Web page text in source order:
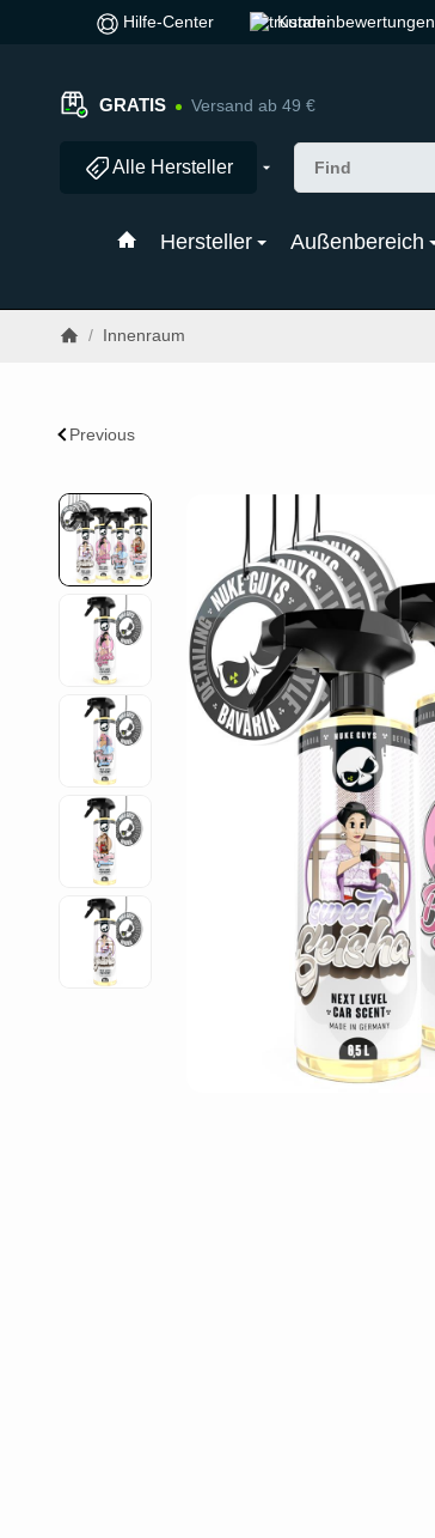
Hilfe-Center Kundenbewertungen
GRATIS Versand ab 49 €
Alle Hersteller
Hersteller Außenbereich
/ Innenraum
Previous